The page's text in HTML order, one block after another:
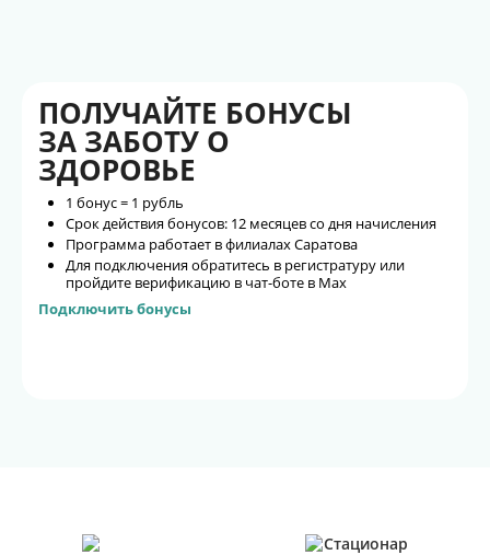
ПОЛУЧАЙТЕ БОНУСЫ
ЗА ЗАБОТУ О
ЗДОРОВЬЕ
1 бонус = 1 рубль
Срок действия бонусов: 12 месяцев со дня начисления
Программа работает в филиалах Саратова
Для подключения обратитесь в регистратуру или
пройдите верификацию в чат-боте в Max
Подключить бонусы